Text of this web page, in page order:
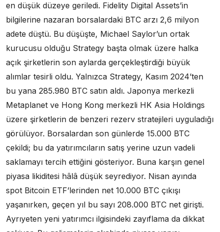
en düşük düzeye geriledi. Fidelity Digital Assets’in
bilgilerine nazaran borsalardaki BTC arzı 2,6 milyon
adete düştü. Bu düşüşte, Michael Saylor’un ortak
kurucusu olduğu Strategy başta olmak üzere halka
açık şirketlerin son aylarda gerçekleştirdiği büyük
alımlar tesirli oldu. Yalnızca Strategy, Kasım 2024’ten
bu yana 285.980 BTC satın aldı. Japonya merkezli
Metaplanet ve Hong Kong merkezli HK Asia Holdings
üzere şirketlerin de benzeri rezerv stratejileri uyguladığı
görülüyor. Borsalardan son günlerde 15.000 BTC
çekildi; bu da yatırımcıların satış yerine uzun vadeli
saklamayı tercih ettiğini gösteriyor. Buna karşın genel
piyasa likiditesi hâlâ düşük seyrediyor. Nisan ayında
spot Bitcoin ETF’lerinden net 10.000 BTC çıkışı
yaşanırken, geçen yıl bu sayı 208.000 BTC net girişti.
Ayrıyeten yeni yatırımcı ilgisindeki zayıflama da dikkat